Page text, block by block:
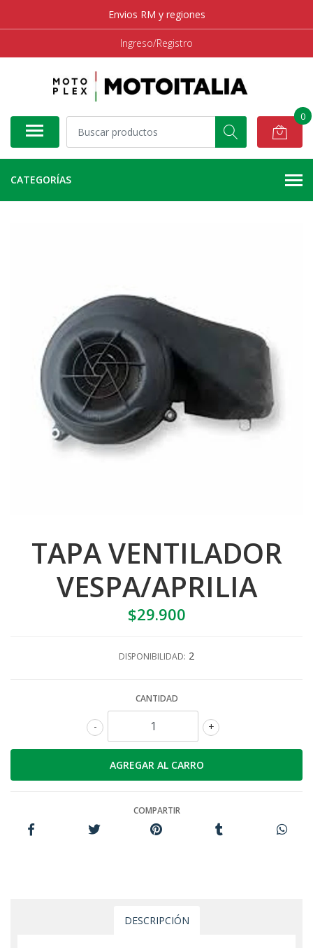
Envios RM y regiones
Ingreso/Registro
0
CATEGORÍAS
TAPA VENTILADOR
VESPA/APRILIA
$29.900
DISPONIBILIDAD: 2
CANTIDAD
+
-
COMPARTIR
DESCRIPCIÓN